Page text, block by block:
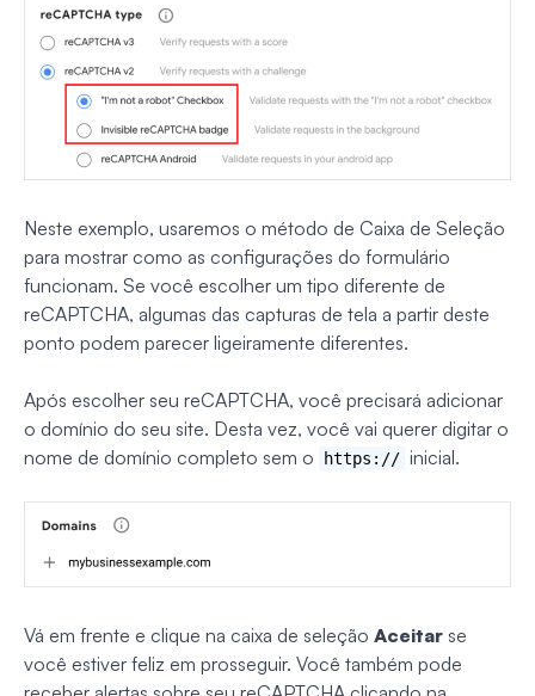
Neste exemplo, usaremos o método de Caixa de Seleção
para mostrar como as configurações do formulário
funcionam. Se você escolher um tipo diferente de
reCAPTCHA, algumas das capturas de tela a partir deste
ponto podem parecer ligeiramente diferentes.
Após escolher seu reCAPTCHA, você precisará adicionar
o domínio do seu site. Desta vez, você vai querer digitar o
nome de domínio completo sem o
https:// inicial.
Vá em frente e clique na caixa de seleção Aceitar se
você estiver feliz em prosseguir. Você também pode